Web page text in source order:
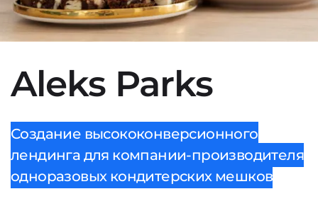
Aleks Parks
Создание высококонверсионного
лендинга для компании-производителя
одноразовых кондитерских мешков